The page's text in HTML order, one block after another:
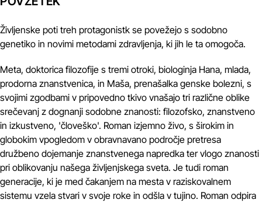
Življenske poti treh protagonistk se povežejo s sodobno
genetiko in novimi metodami zdravljenja, ki jih le ta omogoča.
Meta, doktorica filozofije s tremi otroki, biologinja Hana, mlada,
prodorna znanstvenica, in Maša, prenašalka genske bolezni, s
svojimi zgodbami v pripovedno tkivo vnašajo tri različne oblike
srečevanj z dognanji sodobne znanosti: filozofsko, znanstveno
in izkustveno, 'človeško'. Roman izjemno živo, s širokim in
globokim vpogledom v obravnavano področje pretresa
družbeno dojemanje znanstvenega napredka ter vlogo znanosti
pri oblikovanju našega življenjskega sveta. Je tudi roman
generacije, ki je med čakanjem na mesta v raziskovalnem
sistemu vzela stvari v svoje roke in odšla v tujino. Roman odpira